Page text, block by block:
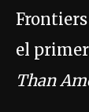
el
Than